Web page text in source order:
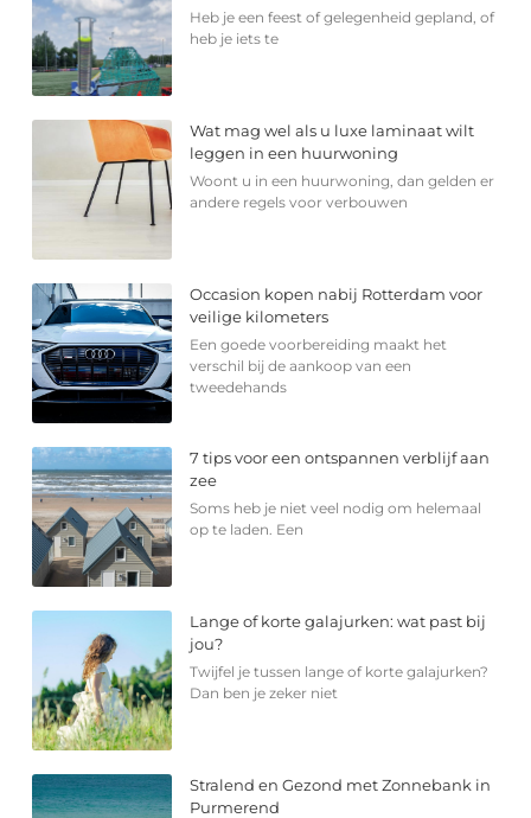
Heb je een feest of gelegenheid gepland, of
heb je iets te
Wat mag wel als u luxe laminaat wilt
leggen in een huurwoning
Woont u in een huurwoning, dan gelden er
andere regels voor verbouwen
Occasion kopen nabij Rotterdam voor
veilige kilometers
Een goede voorbereiding maakt het
verschil bij de aankoop van een
tweedehands
7 tips voor een ontspannen verblijf aan
zee
Soms heb je niet veel nodig om helemaal
op te laden. Een
Lange of korte galajurken: wat past bij
jou?
Twijfel je tussen lange of korte galajurken?
Dan ben je zeker niet
Stralend en Gezond met Zonnebank in
Purmerend